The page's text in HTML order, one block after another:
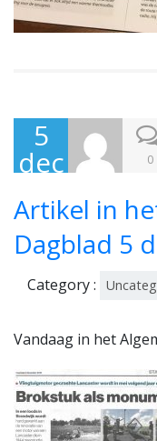
5
dec
ber
201
6
0
Artikel in
Dagblad 5
Category :
Vandaag in het